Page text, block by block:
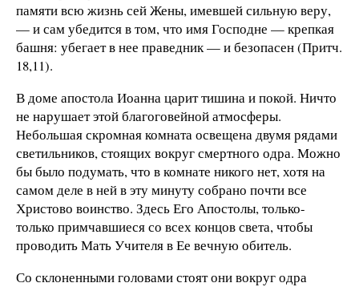
памяти всю жизнь сей Жены, имевшей сильную веру,
— и сам убедится в том, что имя Господне — крепкая
башня: убегает в нее праведник — и безопасен (Притч.
18,11).
В доме апостола Иоанна царит тишина и покой. Ничто
не нарушает этой благоговейной атмосферы.
Небольшая скромная комната освещена двумя рядами
светильников, стоящих вокруг смертного одра. Можно
бы было подумать, что в комнате никого нет, хотя на
самом деле в ней в эту минуту собрано почти все
Христово воинство. Здесь Его Апостолы, только-
только примчавшиеся со всех концов света, чтобы
проводить Мать Учителя в Ее вечную обитель.
Со склоненными головами стоят они вокруг одра